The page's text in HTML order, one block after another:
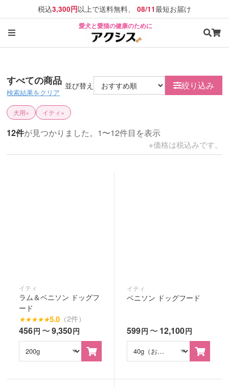
税込3,300円以上で送料無料、 08/11最短お届け
愛犬と愛猫の健康のために
すべての商品
検索結果をクリア
並び替え 絞り込み
犬用× イティ×
12件が見つかりました。1〜12件目を表示
※価格は税込みです。
イティ
ラム＆ベニソン ドッグフ
ード
★★★★★5.0 （2件）
456円 〜9,350円
イティ
ベニソン ドッグフード
599円 〜 12,100円